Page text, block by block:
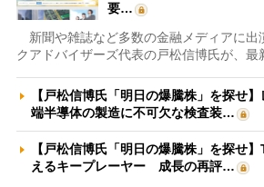
要…
新聞や雑誌など多数の金融メディアに出
クアドバイザーズ代表の戸松信博氏が、
【戸松信博氏「明日の爆騰株」を探せ
端半導体の製造に不可欠な検査装…
【戸松信博氏「明日の爆騰株」を探せ
えるキープレーヤー 成長の再評…